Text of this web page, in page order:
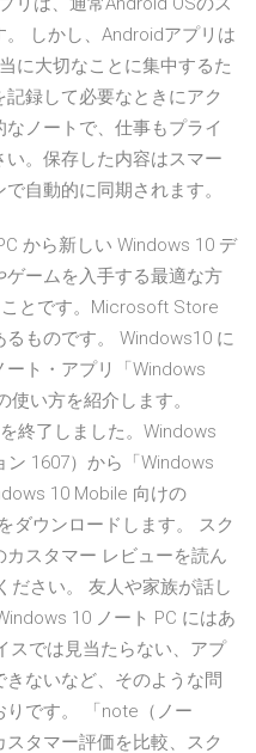
しかし、Androidアプリは
に大切なことに集中するた
録して必要なときにアク
ノートで、仕事もプライ
。保存した内容はスマー
自動的に同期されます。
から新しい Windows 10 デ
ームを入手する最適な方
とです。Microsoft Store
ものです。 Windows10 に
ト・アプリ「Windows
い方を紹介します。
終了しました。Windows
1607）から「Windows
10 Mobile 向けの
ダウンロードします。 スク
スタマー レビューを読ん
ださい。 友人や家族が話し
10 ノート PC にはあ
スでは見当たらない、アプ
ないなど、そのような問
りです。 ‎「note（ノー
スタマー評価を比較、スク